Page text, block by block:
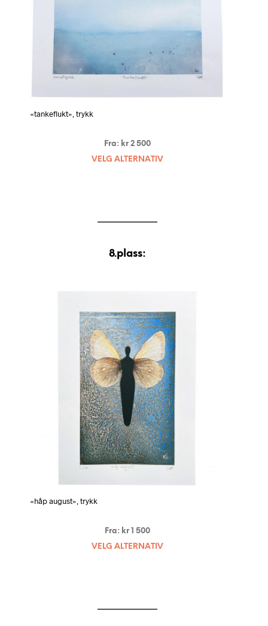
«tankeflukt», trykk
Fra: kr2 500
VELG ALTERNATIV
8.plass:
«håp august», trykk
Fra: kr1 500
VELG ALTERNATIV